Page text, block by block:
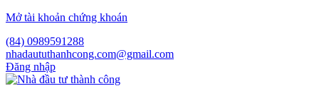
Mở tài khoản chứng khoán
(84) 0989591288
nhadaututhanhcong.com@gmail.com
Đăng nhập